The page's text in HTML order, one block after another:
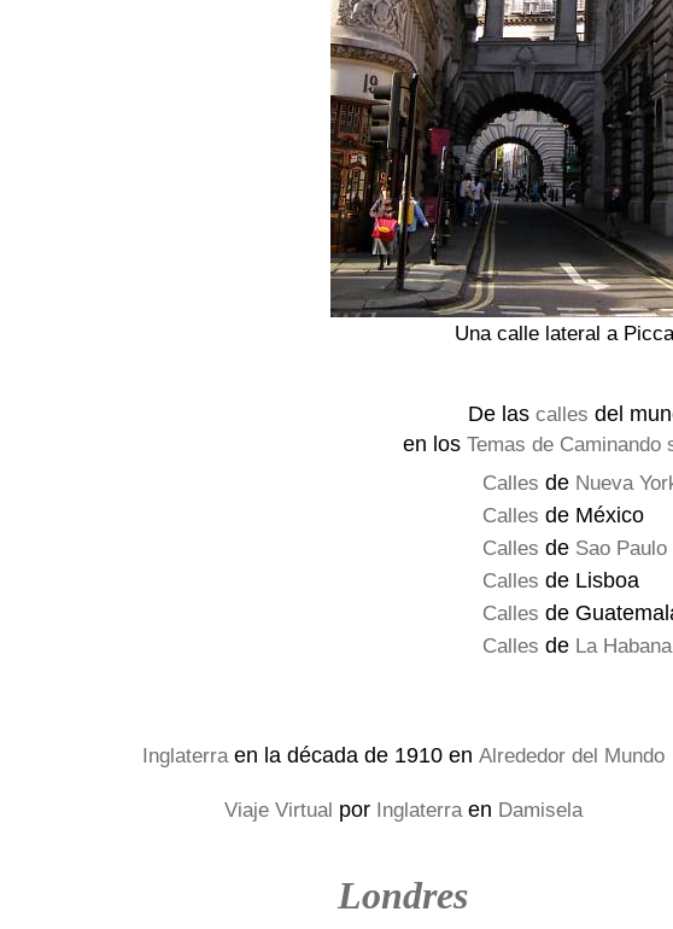
Una calle lateral a
De las calles del
en los Temas de Caminando
Calles de Nueva
Calles de México
Calles de Sao Paulo
Calles de Lisboa
Calles de
Calles de La Habana
Inglaterraen la década de 1910 en Alrededor del Mundo
Viaje Virtual por Inglaterraen Damisela
Londres